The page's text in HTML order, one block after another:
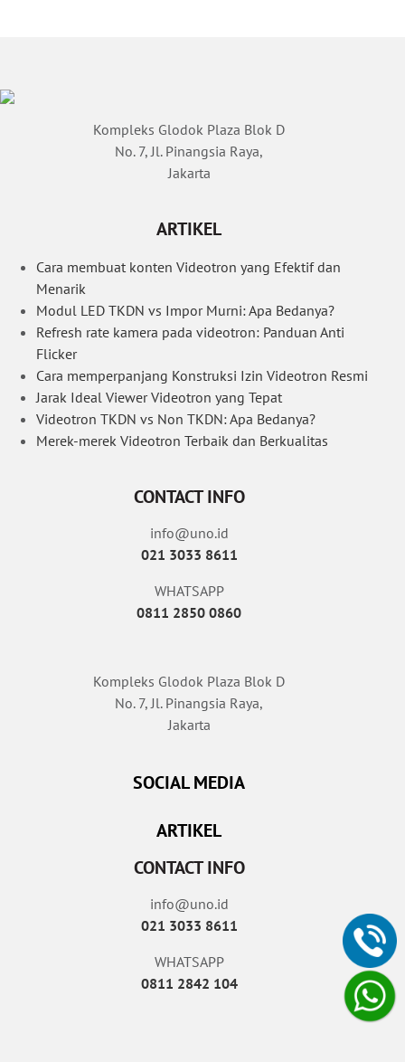
Kompleks Glodok Plaza Blok D
No. 7, Jl. Pinangsia Raya,
Jakarta
ARTIKEL
Cara membuat konten Videotron yang Efektif dan
Menarik
Modul LED TKDN vs Impor Murni: Apa Bedanya?
Refresh rate kamera pada videotron: Panduan Anti
Flicker
Cara memperpanjang Konstruksi Izin Videotron Resmi
Jarak Ideal Viewer Videotron yang Tepat
Videotron TKDN vs Non TKDN: Apa Bedanya?
Merek-merek Videotron Terbaik dan Berkualitas
CONTACT INFO
info@uno.id
021 3033 8611
WHATSAPP
0811 2850 0860
Kompleks Glodok Plaza Blok D
No. 7, Jl. Pinangsia Raya,
Jakarta
SOCIAL MEDIA
ARTIKEL
CONTACT INFO
info@uno.id
021 3033 8611
WHATSAPP
0811 2842 104